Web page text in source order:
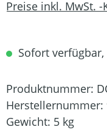
Preise inkl. MwSt. -
Sofort verfügbar,
Produktnummer:
Herstellernummer:
Gewicht: 5 kg